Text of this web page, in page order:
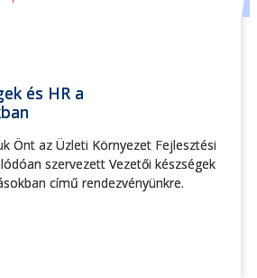
és HR a
Önt az Üzleti Környezet Fejlesztési
szervezett Vezetői készségek
című rendezvényünkre.